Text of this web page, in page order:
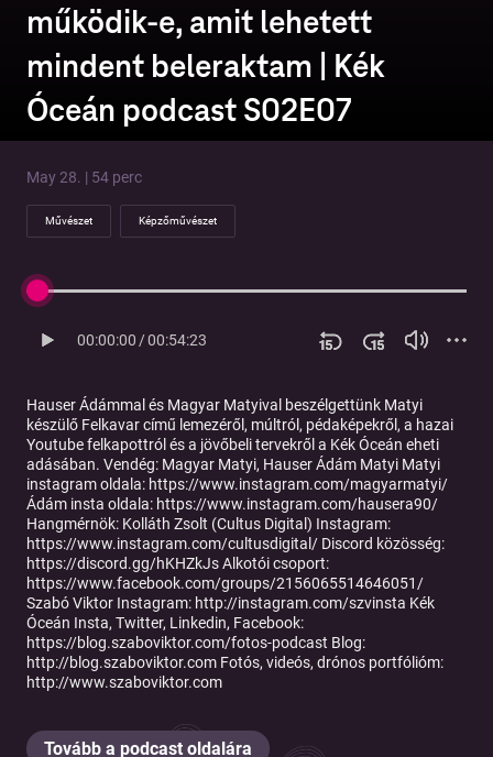
működik-e, amit lehetett
mindent beleraktam | Kék
Óceán podcast S02E07
May 28. | 54 perc
Művészet Képzőművészet
00:00:00/00:54:23
Hauser Ádámmal és Magyar Matyival beszélgettünk Matyi
készülő Felkavar című lemezéről, múltról, pédaképekről, a hazai
Youtube felkapottról és a jövőbeli tervekről a Kék Óceán eheti
adásában. Vendég: Magyar Matyi, Hauser Ádám Matyi Matyi
instagram oldala: https://www.instagram.com/magyarmatyi/
Ádám insta oldala: https://www.instagram.com/hausera90/
Hangmérnök: Kolláth Zsolt (Cultus Digital) Instagram:
https://www.instagram.com/cultusdigital/ Discord közösség:
https://discord.gg/hKHZkJs Alkotói csoport:
https://www.facebook.com/groups/2156065514646051/
Szabó Viktor Instagram: http://instagram.com/szvinsta Kék
Óceán Insta, Twitter, Linkedin, Facebook:
https://blog.szaboviktor.com/fotos-podcast Blog:
http://blog.szaboviktor.com Fotós, videós, drónos portfólióm:
http://www.szaboviktor.com
Tovább a podcast oldalára